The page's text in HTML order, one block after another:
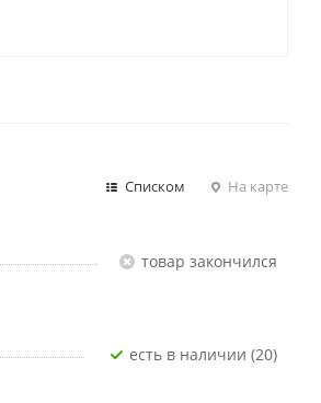
Списком На карте
Товар закончился
Есть в наличии (20)